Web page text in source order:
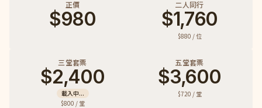
正價
$980
二人同行
$1,760
$880 / 位
三堂套票
$2,400
載入中...
$800 / 堂
五堂套票
$3,600
$720 / 堂